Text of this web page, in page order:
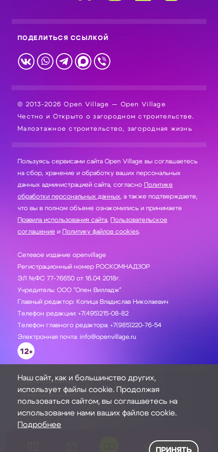
ПОДЕЛИТЬСЯ ССЫЛКОЙ
© 2013-2026 Open Village — Open Village
Честно и Открыто о загородном строительстве.
Малоэтажное строительство, загородная жизнь
Пользуясь сервисами сайта Open Village вы соглашаетесь
на сбор, хранение и обработку ваших персональных
данных администрацией сайта, согласно Политике
обработки персональных данных, а также подтверждаете,
что вы в полном объеме ознакомились и принимаете
Правила использования сайта, Пользовательское
соглашение и Политику файлов cookies.
Сетевое издание openvillage
Регистрационный номер РОСКОМНАДЗОР
ЭЛ №ФС 77-76650 от 16.04 2018г.
Учредитель: ООО "Опен Вилладж"
Главный редактор: Копица Владислав Николаевич
Телефон редакции: +7(495)215-08-82
Телефон главного редактора: +7(985)220-76-54
Электронная почта: info@openvillage.ru
12+
ЗАДАТЬ ВОПРОС
Наш сайт, как и большинство других,
использует файлы cookie. Продолжая
пользоваться сайтом, вы соглашаетесь на
использование нами ваших файлов cookie.
Подробнее
ПРИНЯТЬ